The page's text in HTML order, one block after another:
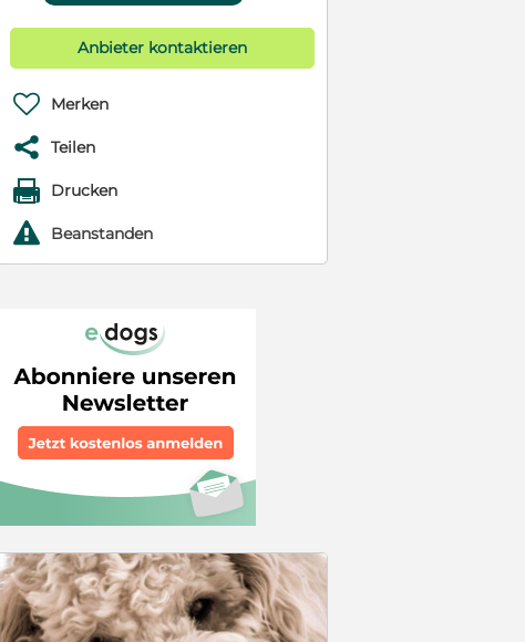
Anbieter kontaktieren
 Merken
 Teilen
 Drucken
r Beanstanden